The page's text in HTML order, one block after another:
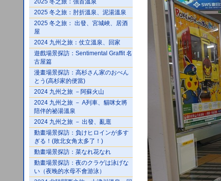
2025 冬之旅：強首溫泉
2025 冬之旅：肘折溫泉、泥湯溫泉
2025 冬之旅： 出發、宮城峽、居酒
屋
2024 九州之旅：仗立溫泉、回家
遊戲場景探訪：Sentimental Graffit 名
古屋篇
漫畫場景探訪：高杉さん家のおべん
とう(高杉家的便當)
2024 九州之旅 －阿蘇火山
2024 九州之旅 － A列車、貓咪女將
陪伴的祕湯溫泉
2024 九州之旅 － 出發、亂逛
動畫場景探訪：負けヒロインが多す
ぎる！(敗北女角太多了！)
動畫場景探訪：菜なれ花なれ
動畫場景探訪：夜のクラゲは泳げな
い（夜晚的水母不會游泳）